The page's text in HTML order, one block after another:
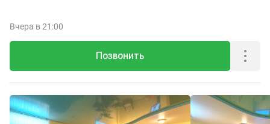
Позвонить
Вчера в 21:00